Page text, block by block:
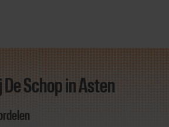
door naar content
De Schopin Asten